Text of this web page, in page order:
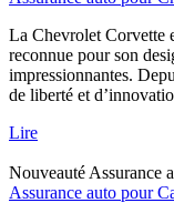
La Chevrolet Corvette
reconnue pour son
impressionnantes.
de liberté et
Lire
Nouveauté Assurance
Assurance auto pour